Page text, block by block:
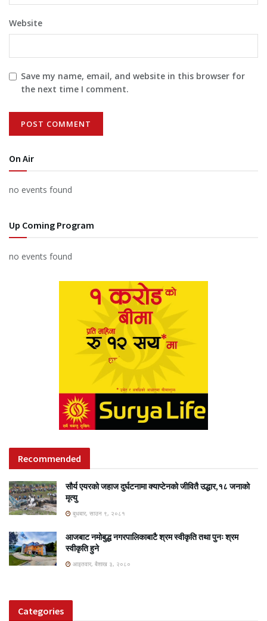
Website
Save my name, email, and website in this browser for
the next time I comment.
On Air
no events found
Up Coming Program
no events found
Recommended
सौर्य एयरको जहाज दुर्घटनामा क्याप्टेनको जीवितै उद्धार,१८ जनाको
मृत्यु
बुधबार, साउन ९, २०८१
आजबाट नमोबुद्ध नगरपालिकाबाटै श्रम स्वीकृति तथा पुनः श्रम
स्वीकृति हुने
आइतवार, बैशाख ३, २०८०
Categories